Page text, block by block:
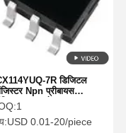
7R डिजिटल
Npn प्रीबायस
47k ओम 250MHz
1
USD 0.01-20/piece